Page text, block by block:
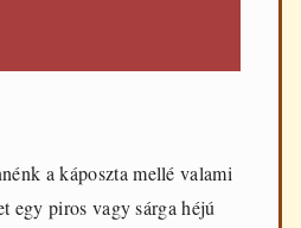
a káposzta mellé valami
egy piros vagy sárga héjú